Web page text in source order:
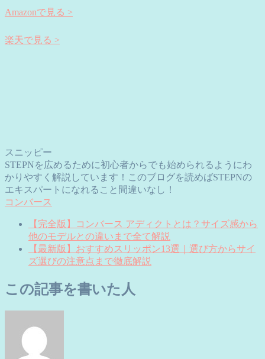
Amazonで見る >
楽天で見る >
スニッピー
STEPNを広めるために初心者からでも始められるようにわ
かりやすく解説しています！このブログを読めばSTEPNの
エキスパートになれること間違いなし！
コンバース
【完全版】コンバース アディクトとは？サイズ感から
他のモデルとの違いまで全て解説
【最新版】おすすめスリッポン13選｜選び方からサイ
ズ選びの注意点まで徹底解説
この記事を書いた人